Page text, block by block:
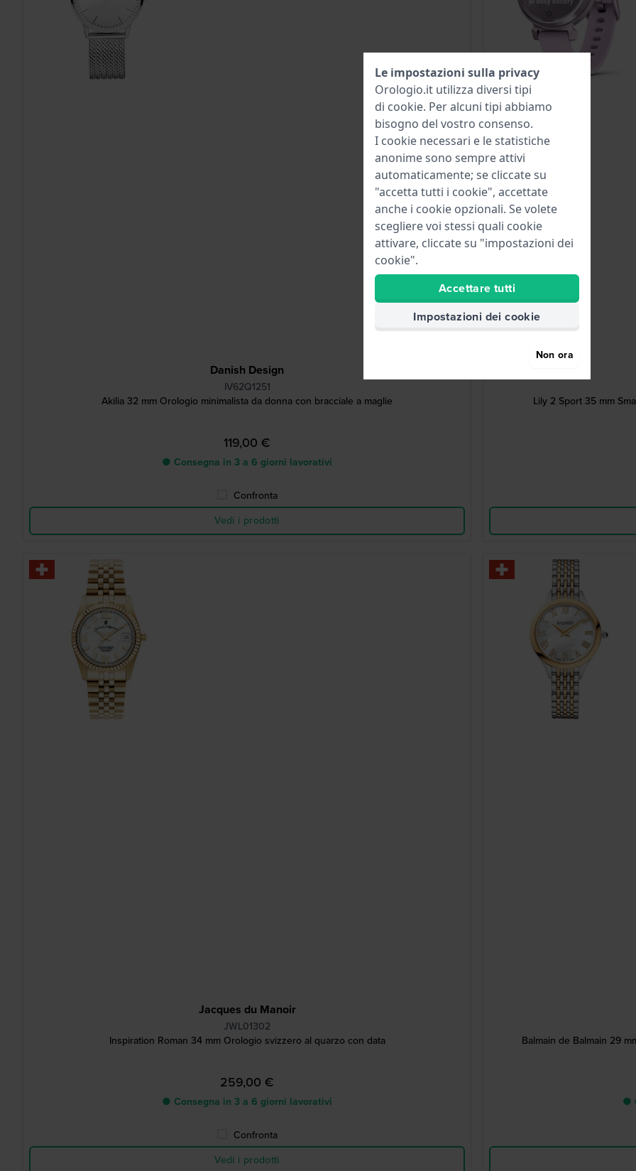
Danish Design
IV62Q1251
Akilia 32 mm Orologio minimalista da donna con bracciale a maglie
119,00 €
● Consegna in 3 a 6 giorni lavorativi
Confronta
Vedi i prodotti
Lily 2 Sport 35 mm
Jacques du Manoir
JWL01302
Inspiration Roman 34 mm Orologio svizzero al quarzo con data
259,00 €
● Consegna in 3 a 6 giorni lavorativi
Confronta
Vedi i prodotti
Balmain de Balmain 29
●
Le impostazioni sulla privacy
Orologio.it utilizza diversi tipi
di cookie. Per alcuni tipi abbiamo
bisogno del vostro consenso.
I cookie necessari e le statistiche
anonime sono sempre attivi
automaticamente; se cliccate su
"accetta tutti i cookie", accettate
anche i cookie opzionali. Se volete
scegliere voi stessi quali cookie
attivare, cliccate su "impostazioni dei
cookie".
Accettare tutti
Impostazioni dei cookie
Non ora